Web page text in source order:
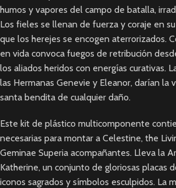
humos y vapores del campo de batalla,
Los fieles se llenan de fuerza y coraje en
que los herejes se encogen aterrorizados.
en vida convoca fuegos de retribución
los aliados heridos con energías curativas.
las Hermanas Genevie y Eleanor, darían la
santa bendita de cualquier daño.
Este kit de plástico multicomponente
necesarias para montar a Celestine, the
Geminae Superia acompañantes. Lleva la
Katherine, un conjunto de gloriosas placas
iconos sagrados y símbolos esculpidos. La